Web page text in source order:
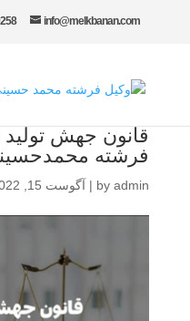
info@melkbanan.com
قانون جهش
فرشته
byadmin
| آگوست 15, 2022